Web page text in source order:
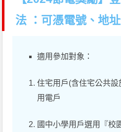
法 ：可憑電號、地址
適用參加對象：
住宅用戶(含住宅公共設
用電戶
國中小學用戶選用『校